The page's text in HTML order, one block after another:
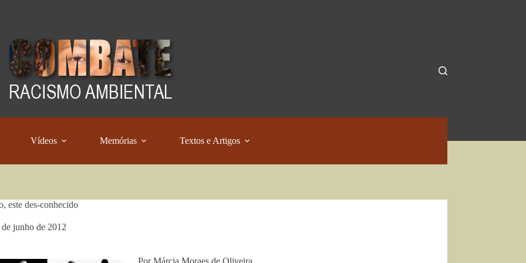
Vídeos Memórias Textos e Artigos
este des-conhecido
de junho de 2012
Por Márcia Moraes de Oliveira